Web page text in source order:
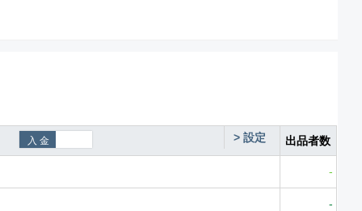
> 設定 出品者数
-
-